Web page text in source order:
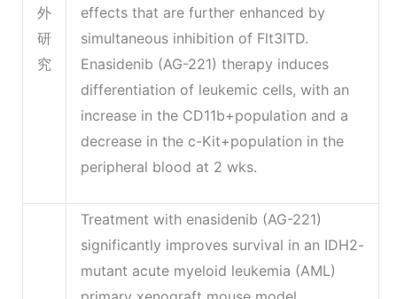
外
研
究
effects that are further enhanced by
simultaneous inhibition of Flt3ITD.
Enasidenib (AG-221) therapy induces
differentiation of leukemic cells, with an
increase in the CD11b+population and a
decrease in the c-Kit+population in the
peripheral blood at 2 wks.
Treatment with enasidenib (AG-221)
significantly improves survival in an IDH2-
mutant acute myeloid leukemia (AML)